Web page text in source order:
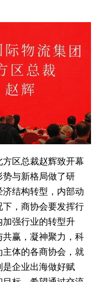
区总裁赵辉致开幕
与新格局做了研
结构转型，内部动
，商协会要发挥行
强行业的转型升
赢，凝神聚力，科
体的各商协会，就
企业出海做好赋